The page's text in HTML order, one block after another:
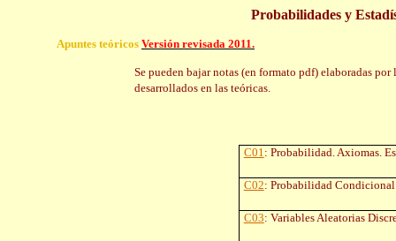
Probabilidades y
Apuntes teóricos Versión revisada 2011.
Se pueden bajar notas (en formato pdf) elaboradas por
desarrollados en las teóricas.
C01 : Probabilidad. Axiomas.
C02: Probabilidad
C03: Variables Aleatorias